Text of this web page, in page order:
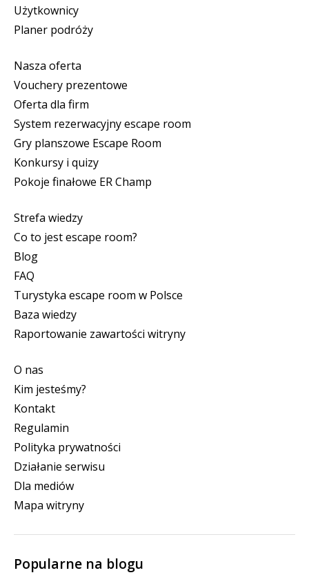
Użytkownicy
Planer podróży
Nasza oferta
Vouchery prezentowe
Oferta dla firm
System rezerwacyjny escape room
Gry planszowe Escape Room
Konkursy i quizy
Pokoje finałowe ER Champ
Strefa wiedzy
Co to jest escape room?
Blog
FAQ
Turystyka escape room w Polsce
Baza wiedzy
Raportowanie zawartości witryny
O nas
Kim jesteśmy?
Kontakt
Regulamin
Polityka prywatności
Działanie serwisu
Dla mediów
Mapa witryny
Popularne na blogu